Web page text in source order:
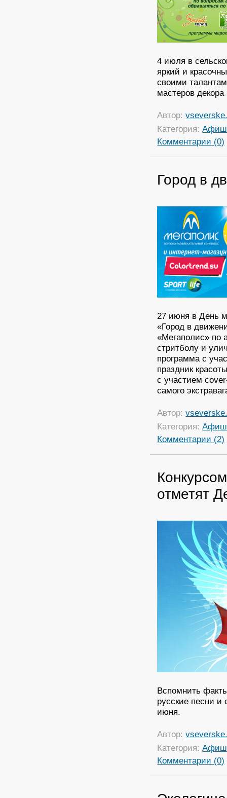
4 июля в
яркий и
своими
мастеров
Автор:
Категория:
Комментарии (0)
Город в
27 июня в День
«Город в
«Мегаполис» по
стритболу и
программа с
праздник
с участием
самого
Автор:
Категория:
Комментарии (2)
отметят
Вспомнить
русские песни и
июня.
Автор:
Категория:
Комментарии (0)